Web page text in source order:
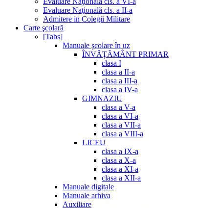
Evaluare Naţională cls. a II-a
Admitere in Colegii Militare
Carte şcolară
[Tabs]
Manuale şcolare în uz
ÎNVĂȚĂMÂNT PRIMAR
clasa I
clasa a II-a
clasa a III-a
clasa a IV-a
GIMNAZIU
clasa a V-a
clasa a VI-a
clasa a VII-a
clasa a VIII-a
LICEU
clasa a IX-a
clasa a X-a
clasa a XI-a
clasa a XII-a
Manuale digitale
Manuale arhiva
Auxiliare